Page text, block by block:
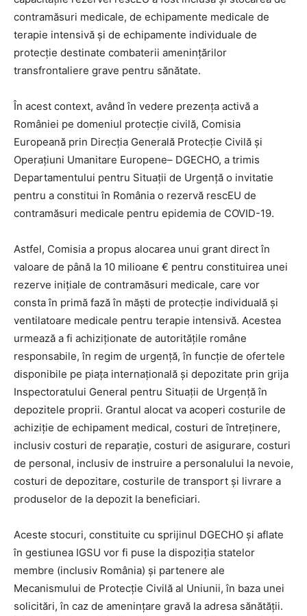
contramăsuri medicale, de echipamente medicale de
terapie intensivă și de echipamente individuale de
protecție destinate combaterii amenințărilor
transfrontaliere grave pentru sănătate.
În acest context, având în vedere prezența activă a
României pe domeniul protecție civilă, Comisia
Europeană prin Direcţia Generală Protecţie Civilă şi
Operaţiuni Umanitare Europene– DGECHO, a trimis
Departamentului pentru Situaţii de Urgenţă o invitatie
pentru a constitui în România o rezervă rescEU de
contramăsuri medicale pentru epidemia de COVID-19.
Astfel, Comisia a propus alocarea unui grant direct în
valoare de până la 10 milioane € pentru constituirea unei
rezerve inițiale de contramăsuri medicale, care vor
consta în primă fază în măști de protecție individuală și
ventilatoare medicale pentru terapie intensivă. Acestea
urmează a fi achiziționate de autoritățile române
responsabile, în regim de urgență, în funcție de ofertele
disponibile pe piața internațională și depozitate prin grija
Inspectoratului General pentru Situații de Urgență în
depozitele proprii. Grantul alocat va acoperi costurile de
achiziție de echipament medical, costuri de întreținere,
inclusiv costuri de reparație, costuri de asigurare, costuri
de personal, inclusiv de instruire a personalului la nevoie,
costuri de depozitare, costurile de transport și livrare a
produselor de la depozit la beneficiari.
Aceste stocuri, constituite cu sprijinul DGECHO și aflate
în gestiunea IGSU vor fi puse la dispoziția statelor
membre (inclusiv România) și partenere ale
Mecanismului de Protecție Civilă al Uniunii, în baza unei
solicitări, în caz de amenințare gravă la adresa sănătății.